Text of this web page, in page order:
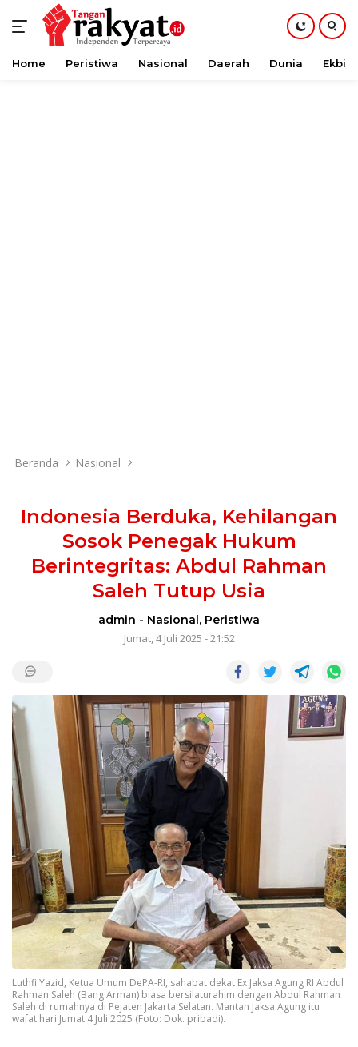
Langsung
Home Peristiwa Nasional Daerah Dunia Ekbis
Beranda Nasional
Indonesia Berduka, Kehilangan
Sosok Penegak Hukum
Berintegritas: Abdul Rahman
Saleh Tutup Usia
admin - Nasional, Peristiwa
Jumat, 4 Juli 2025 - 21:52
Luthfi Yazid, Ketua Umum DePA-RI, sahabat dekat Ex Jaksa Agung RI Abdul
Rahman Saleh (Bang Arman) biasa bersilaturahim dengan Abdul Rahman
Saleh di rumahnya di Pejaten Jakarta Selatan. Mantan Jaksa Agung itu
wafat hari Jumat 4 Juli 2025 (Foto: Dok. pribadi).